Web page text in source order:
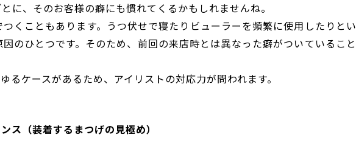
に、そのお客様の癖にも慣れてくるかもしれませんね。
くこともあります。うつ伏せで寝たりビューラーを頻繁に使用したりとい
のひとつです。そのため、前回の来店時とは異なった癖がついていること
るケースがあるため、アイリストの対応力が問われます。
（装着するまつげの見極め）